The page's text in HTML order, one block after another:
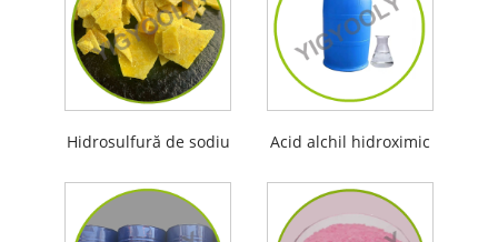
Hidrosulfură de sodiu Acid alchil hidroximic